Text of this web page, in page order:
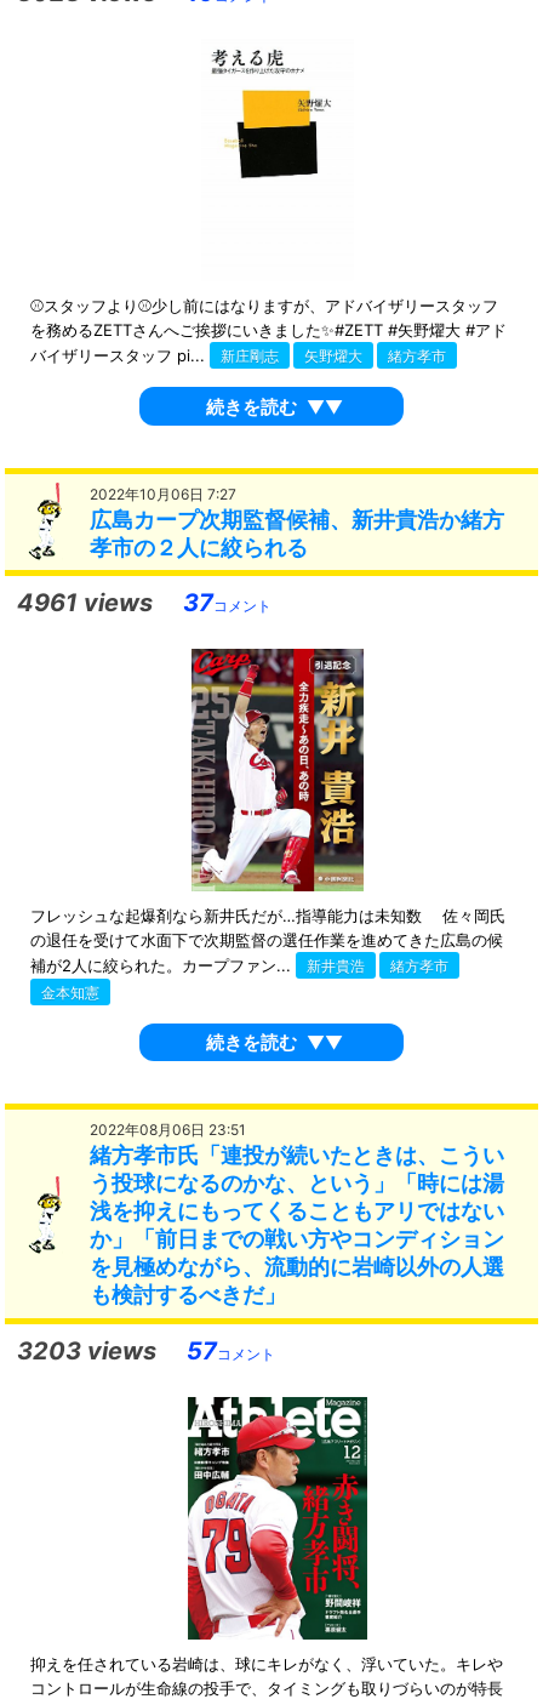
⚾️スタッフより⚾️少し前にはなりますが、アドバイザリースタッフ
を務めるZETTさんへご挨拶にいきました✨#ZETT #矢野燿大 #アド
バイザリースタッフ pi...
新庄剛志 矢野燿大 緒方孝市
続きを読む ▼▼
2022年10月06日 7:27
広島カープ次期監督候補、新井貴浩か緒方
孝市の２人に絞られる
4961 views 37コメント
フレッシュな起爆剤なら新井氏だが…指導能力は未知数 佐々岡氏
の退任を受けて水面下で次期監督の選任作業を進めてきた広島の候
補が2人に絞られた。カープファン...
新井貴浩
緒方孝市
金本知憲
続きを読む ▼▼
2022年08月06日 23:51
緒方孝市氏「連投が続いたときは、こうい
う投球になるのかな、という」「時には湯
浅を抑えにもってくることもアリではない
か」「前日までの戦い方やコンディション
を見極めながら、流動的に岩崎以外の人選
も検討するべきだ」
3203 views 57コメント
抑えを任されている岩崎は、球にキレがなく、浮いていた。キレや
コントロールが生命線の投手で、タイミングも取りづらいのが特長